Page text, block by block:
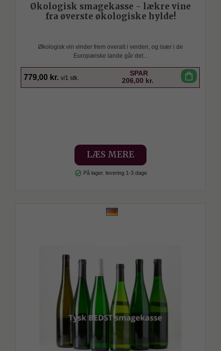
Økologisk smagekasse - lækre vine
fra øverste økologiske hylde!
Økologisk vin vinder frem overalt i verden, og især i de
Europæiske lande går det...
779,00 kr. v/1 stk.
SPAR
206,00 kr.
shopping_bag
LÆS MERE
check_circle På lager. levering 1-3 dage